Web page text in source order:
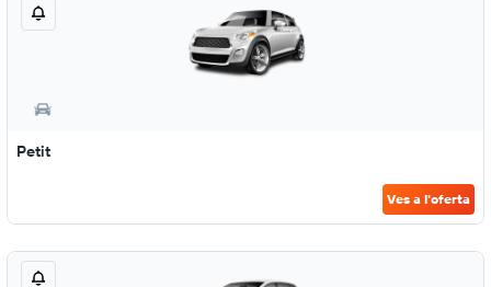
Petit
Ves a l'oferta